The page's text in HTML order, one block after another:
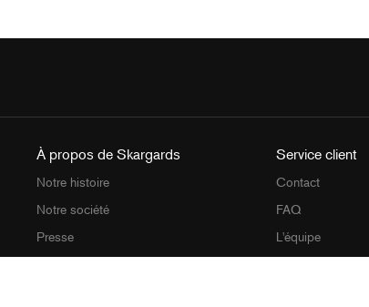
À propos de Skargards
Notre histoire
Notre société
Presse
Service client
Contact
FAQ
L'équipe